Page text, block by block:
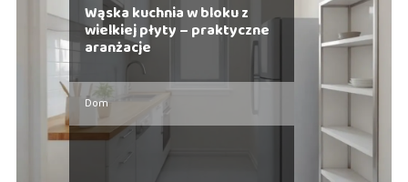
Wąska kuchnia w bloku z
wielkiej płyty – praktyczne
aranżacje
Dom